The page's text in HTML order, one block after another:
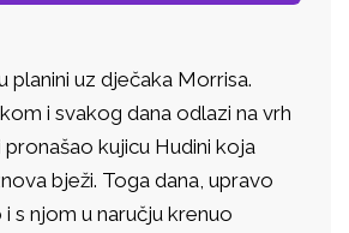
planini uz dječaka Morrisa.
i svakog dana odlazi na vrh
kujicu Hudini koja
bježi. Toga dana, upravo
s njom u naručju krenuo